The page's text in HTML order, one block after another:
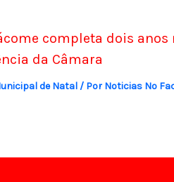
completa dois anos
da Câmara
de Natal/ Por Noticias No